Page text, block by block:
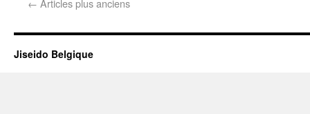
← Articles plus anciens
Jiseido Belgique